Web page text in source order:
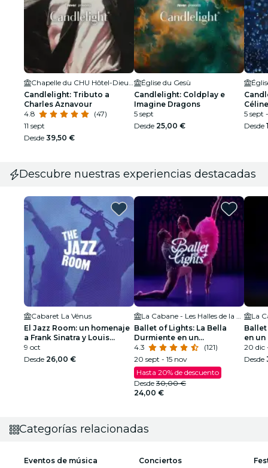
Chapelle du CHU Hôtel-Dieu Saint-Jacques
Candlelight: Tributo a
Charles Aznavour
4.8
(47)
11 sept
Desde 39,50 €
Église du Gesù
Candlelight: Coldplay e
Imagine Dragons
5 sept
Desde 25,00 €
5 sept
Desde
Descubre nuestras experiencias destacadas
Cabaret La Vénus
El Jazz Room: un homenaje
a Frank Sinatra y Louis
Armstrong
9 oct
Desde 26,00 €
La Cabane - Les Halles de la Cartoucherie
Ballet of Lights: La Bella
Durmiente en un
espectáculo deslumbrante
4.3
(121)
20 sept - 15 nov
Hasta 20% de descuento
Desde 30,00 €
24,00 €
en
20 dic
Desde
Categorías relacionadas
Eventos de música Conciertos